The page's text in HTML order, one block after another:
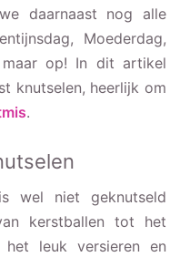
daarnaast nog alle
Moederdag,
maar op! In dit artikel
knutselen, heerlijk om
.
wel niet geknutseld
kerstballen tot het
het leuk versieren en